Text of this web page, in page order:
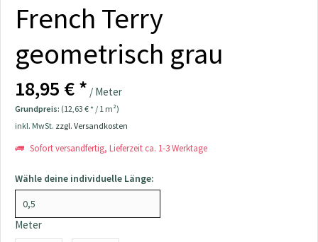
French Terry
geometrisch grau
18,95 € * / Meter
Grundpreis: (12,63 € * / 1 m²)
inkl. MwSt. zzgl. Versandkosten
Sofort versandfertig, Lieferzeit ca. 1-3 Werktage
Wähle deine individuelle Länge:
Meter